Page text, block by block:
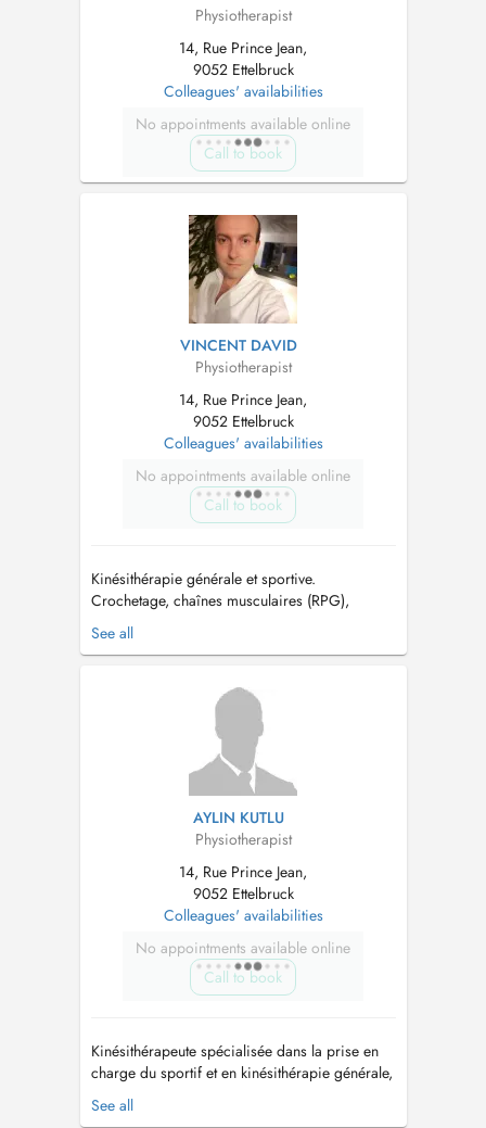
Physiotherapist
14, Rue Prince Jean,
9052 Ettelbruck
Colleagues' availabilities
No appointments available online
Call to book
VINCENT DAVID
Physiotherapist
14, Rue Prince Jean,
9052 Ettelbruck
Colleagues' availabilities
No appointments available online
Call to book
Kinésithérapie générale et sportive.
Crochetage, chaînes musculaires (RPG),
kinesiotaping, thérapie manuelle, drainage
lymphatique manuel, kiné respiratoire, thérapie
See all
AYLIN KUTLU
Physiotherapist
14, Rue Prince Jean,
9052 Ettelbruck
Colleagues' availabilities
No appointments available online
Call to book
Kinésithérapeute spécialisée dans la prise en
charge du sportif et en kinésithérapie générale,
je vous accompagne avec une approche
personnalisée, adaptée à vos objectifs et à
See all